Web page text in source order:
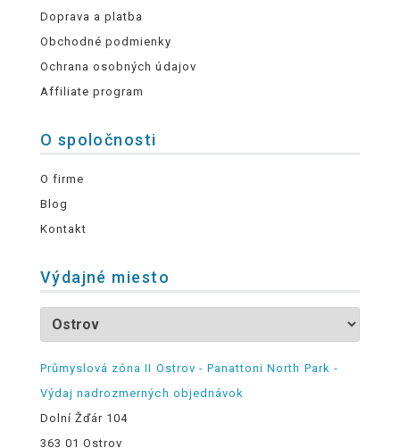
Doprava a platba
Obchodné podmienky
Ochrana osobných údajov
Affiliate program
O spoločnosti
O firme
Blog
Kontakt
Výdajné miesto
Průmyslová zóna II Ostrov - Panattoni North Park -
Výdaj nadrozmerných objednávok
Dolní Žďár 104
363 01 Ostrov